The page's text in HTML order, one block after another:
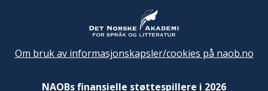
Om bruk av informasjonskapsler/cookies på naob.no
NAOBs finansielle støttespillere i 2026